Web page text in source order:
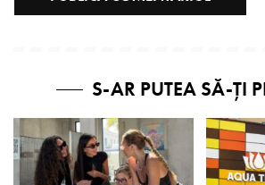
S-AR PUTEA SĂ-ȚI